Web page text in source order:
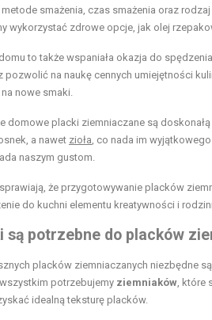
smażenia, czas smażenia oraz
wykorzystać zdrowe opcje, jak olej
to także wspaniała okazja do
na naukę cennych umiejętności
nowe smaki.
domowe placki ziemniaczane są doskonałą
a nawet zioła, co nada im
naszym gustom.
że przygotowywanie placków
do kuchni elementu kreatywności i
są potrzebne do placków
placków ziemniaczanych niezbędne
potrzebujemy ziemniaków, które
idealną teksturę placków.